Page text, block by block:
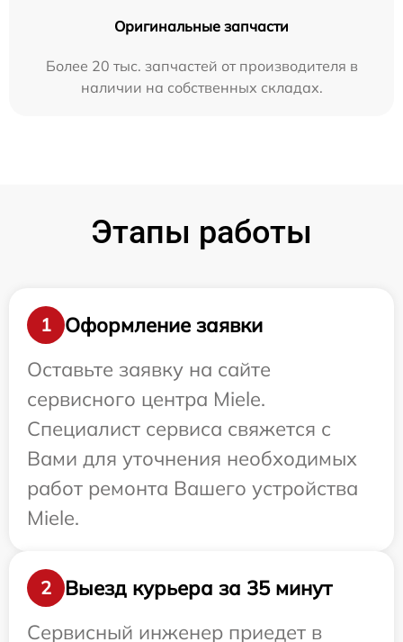
Оригинальные запчасти
Более 20 тыс. запчастей от производителя в
наличии на собственных складах.
Этапы работы
1
Оформление заявки
Оставьте заявку на сайте
сервисного центра Miele.
Специалист сервиса свяжется с
Вами для уточнения необходимых
работ ремонта Вашего устройства
Miele.
2
Выезд курьера за 35 минут
Сервисный инженер приедет в